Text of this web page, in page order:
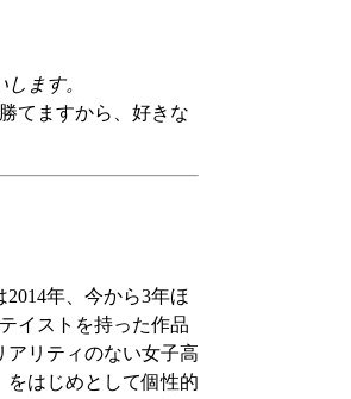
ます。
てますから、好きな
2014年、今から3年ほ
イストを持った作品
リティのない女子高
はじめとして個性的